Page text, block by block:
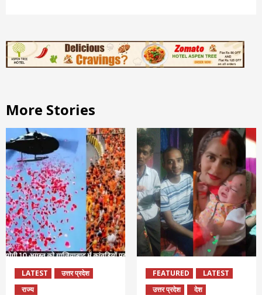
More Stories
LATEST
उत्तर प्रदेश
राज्य
FEATURED
LATEST
उत्तर प्रदेश
देश